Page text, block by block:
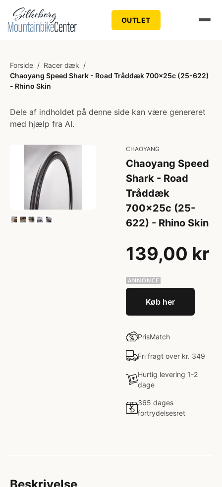
OUTLET
Forside / Racer dæk /
Chaoyang Speed Shark - Road Tråddæk 700x25c (25-622)
- Rhino Skin
Dele af indholdet på denne side kan være genereret
med hjælp fra AI.
CHAOYANG
Chaoyang Speed
Shark - Road
Tråddæk
700x25c (25-
622) - Rhino Skin
139,00 kr
Køb her
PrisMatch
Fri fragt over kr. 349
Hurtig levering 1-2
dage
365 dages
fortrydelsesret